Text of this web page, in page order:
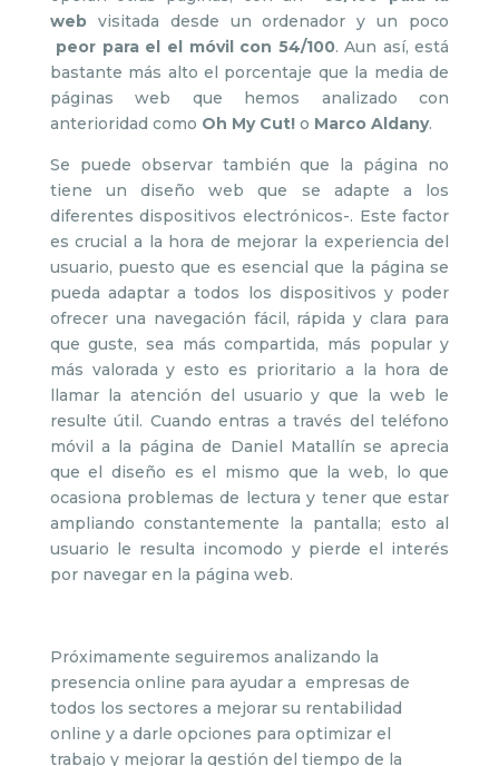
web visitada desde un ordenador y un poco
peor para el el móvil con 54/100. Aun así, está
bastante más alto el porcentaje que la media de
páginas web que hemos analizado con
anterioridad como Oh My Cut!o Marco Aldany.
Se puede observar también que la página no
tiene un diseño web que se adapte a los
diferentes dispositivos electrónicos-. Este factor
es crucial a la hora de mejorar la experiencia del
usuario, puesto que es esencial que la página se
pueda adaptar a todos los dispositivos y poder
ofrecer una navegación fácil, rápida y clara para
que guste, sea más compartida, más popular y
más valorada y esto es prioritario a la hora de
llamar la atención del usuario y que la web le
resulte útil. Cuando entras a través del teléfono
móvil a la página de Daniel Matallín se aprecia
que el diseño es el mismo que la web, lo que
ocasiona problemas de lectura y tener que estar
ampliando constantemente la pantalla; esto al
usuario le resulta incomodo y pierde el interés
por navegar en la página web.
Próximamente seguiremos analizando la
presencia online para ayudar a empresas de
todos los sectores a mejorar su rentabilidad
online y a darle opciones para optimizar el
trabajo y mejorar la gestión del tiempo de la